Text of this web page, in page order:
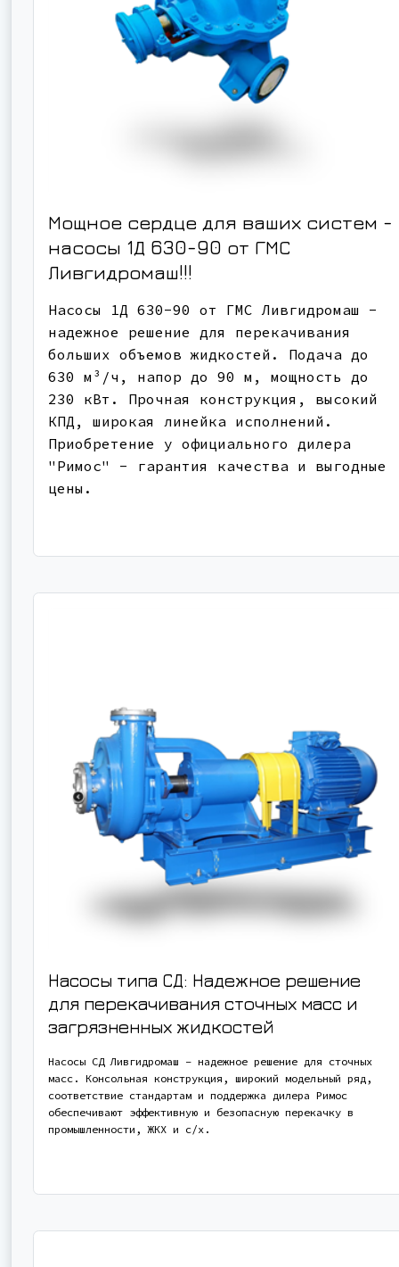
Мощное сердце для ваших систем -
насосы 1Д 630-90 от ГМС
Ливгидромаш!!!
Насосы 1Д 630-90 от ГМС Ливгидромаш -
надежное решение для перекачивания
больших объемов жидкостей. Подача до
630 м³/ч, напор до 90 м, мощность до
230 кВт. Прочная конструкция, высокий
КПД, широкая линейка исполнений.
Приобретение у официального дилера
"Римос" - гарантия качества и выгодные
цены.
Насосы типа СД: Надежное решение
для перекачивания сточных масс и
загрязненных жидкостей
Насосы СД Ливгидромаш – надежное решение для сточных
масс. Консольная конструкция, широкий модельный ряд,
соответствие стандартам и поддержка дилера Римос
обеспечивают эффективную и безопасную перекачку в
промышленности, ЖКХ и с/х.